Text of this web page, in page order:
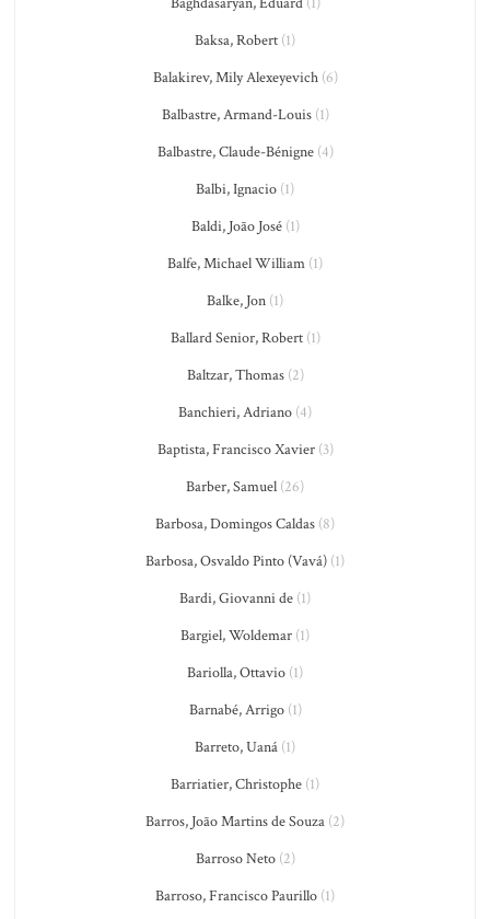
Baksa, Robert (1)
Balakirev, Mily Alexeyevich(6)
Balbastre, Armand-Louis(1)
Balbastre, Claude-Bénigne(4)
Balbi, Ignacio (1)
Baldi, João José(1)
Balfe, Michael William (1)
Balke, Jon (1)
Ballard Senior, Robert(1)
Baltzar, Thomas(2)
Banchieri, Adriano (4)
Baptista, Francisco Xavier(3)
Barber, Samuel (26)
Barbosa, Domingos Caldas (8)
Barbosa, Osvaldo Pinto (Vavá) (1)
Bardi, Giovanni de (1)
Bargiel, Woldemar (1)
Bariolla, Ottavio (1)
Barnabé, Arrigo(1)
Barreto, Uaná (1)
Barriatier, Christophe (1)
Barros, João Martins de Souza (2)
Barroso Neto(2)
Barroso, Francisco Paurillo (1)